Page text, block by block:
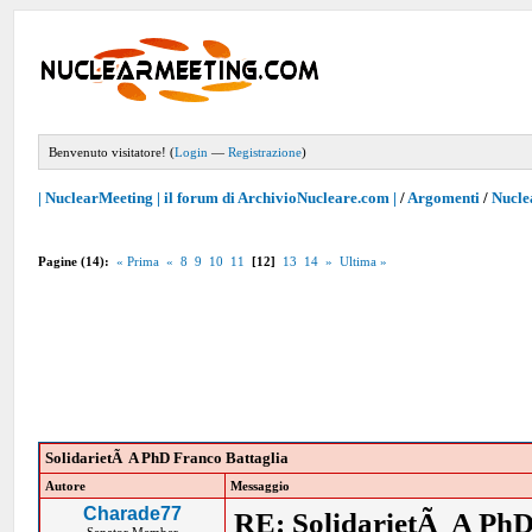
Benvenuto visitatore! (Login —Registrazione)
| NuclearMeeting | il forum di ArchivioNucleare.com | /Argomenti /
Pagine (14): « Prima « 8 9 10 11 [12] 13 14 » Ultima »
SolidarietÃ A PhD Franco Battaglia
Autore Messaggio
Charade77 RE: SolidarietÃ A